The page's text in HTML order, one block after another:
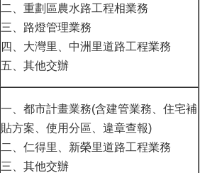
二、重劃區農水路工程相業務
三、路燈管理業務
四、大灣里、中洲里道路工程業務
五、其他交辦
一、都市計畫業務(含建管業務、住宅補
貼方案、使用分區、違章查報)
二、仁得里、新榮里道路工程業務
三、其他交辦